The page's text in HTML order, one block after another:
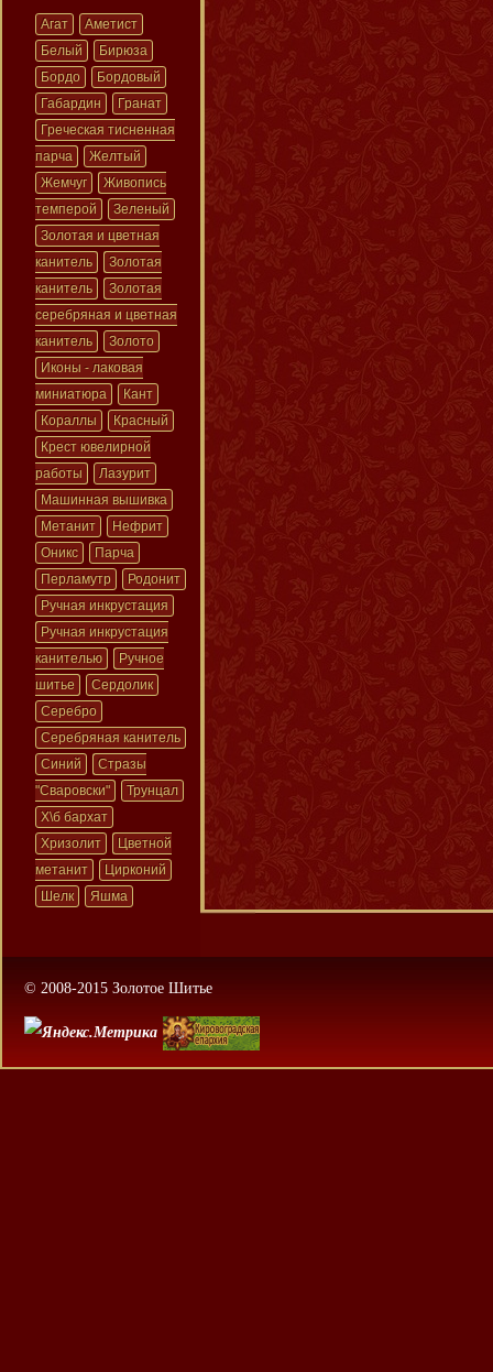
Агат
Аметист
Белый
Бирюза
Бордо
Бордовый
Габардин
Гранат
Греческая тисненная
парча
Желтый
Жемчуг
Живопись
темперой
Зеленый
Золотая и цветная
канитель
Золотая
канитель
Золотая
серебряная и цветная
канитель
Золото
Иконы - лаковая
миниатюра
Кант
Кораллы
Красный
Крест ювелирной
работы
Лазурит
Машинная вышивка
Метанит
Нефрит
Оникс
Парча
Перламутр
Родонит
Ручная инкрустация
Ручная инкрустация
канителью
Ручное
шитье
Сердолик
Серебро
Серебряная канитель
Синий
Стразы
"Сваровски"
Трунцал
Х\б бархат
Хризолит
Цветной
метанит
Цирконий
Шелк
Яшма
© 2008-2015 Золотое Шитье